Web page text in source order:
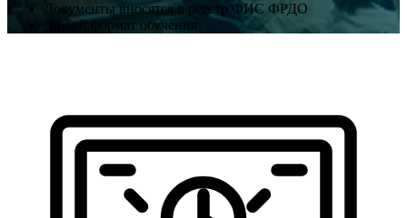
Документы вносятся в реестр ФИС ФРДО
Любой формат обучения